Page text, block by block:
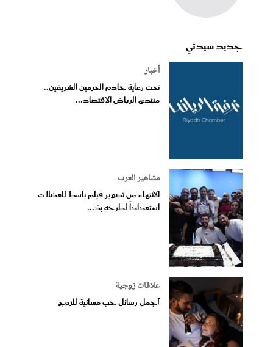
جديد سيدتي
أخبار
تحت رعاية خادم الحرمين الشريفين..
منتدى الرياض الاقتصاد...
مشاهير العرب
الانتهاء من تصوير فيلم باسط للعضلات
استعداداً لطرحه بدُ...
علاقات زوجية
أجمل رسائل حب مسائية للزوج